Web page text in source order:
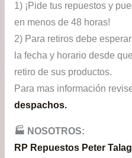
1) ¡Pide tus repuestos y
en menos de 48 horas!
2) Para retiros debe
la fecha y horario desde
retiro de sus productos.
Para mas información
despachos.
🏭​ NOSOTROS:
RP Repuestos Peter